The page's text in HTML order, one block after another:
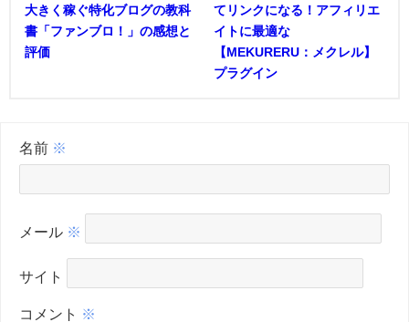
大きく稼ぐ特化ブログの教科
書「ファンブロ！」の感想と
評価
てリンクになる！アフィリエ
イトに最適な
【MEKURERU：メクレル】
プラグイン
コメント ※
名前 ※
メール ※
サイト